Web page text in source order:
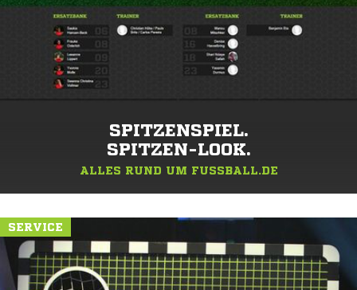
SPITZENSPIEL.
SPITZEN-LOOK.
ALLES RUND UM FUSSBALL.DE
SERVICE